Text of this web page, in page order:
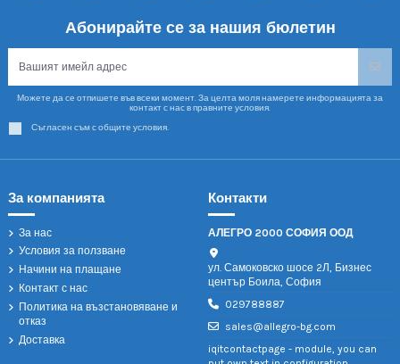
Абонирайте се за нашия бюлетин
Можете да се отпишете във всеки момент. За целта моля намерете информацията за
контакт с нас в правните условия.
Съгласен съм с общите условия.
За компанията
За нас
Условия за ползване
Начини на плащане
Контакт с нас
Политика на възстановяване и
отказ
Доставка
Контакти
АЛЕГРО 2000 СОФИЯ ООД
ул. Самоковско шосе 2Л, Бизнес
център Боила, София
029788887
sales@allegro-bg.com
iqitcontactpage - module, you can